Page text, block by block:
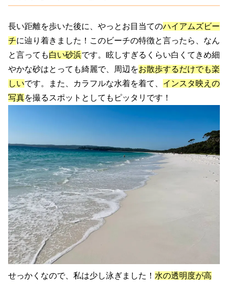
長い距離を歩いた後に、やっとお目当てのハイアムズビー
チに辿り着きました！このビーチの特徴と言ったら、なん
と言っても白い砂浜です。眩しすぎるくらい白くてきめ細
やかな砂はとっても綺麗で、周辺をお散歩するだけでも楽
しいです。また、カラフルな水着を着て、 インスタ映えの
写真を撮るスポットとしてもピッタリです！
せっかくなので、私は少し泳ぎました！ 水の透明度が高